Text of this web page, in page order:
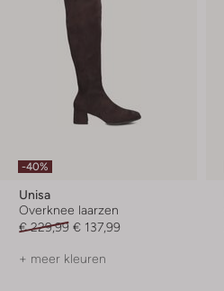
-40%
Unisa
Overknee laarzen
€ 229,99 € 137,99
+ meer kleuren